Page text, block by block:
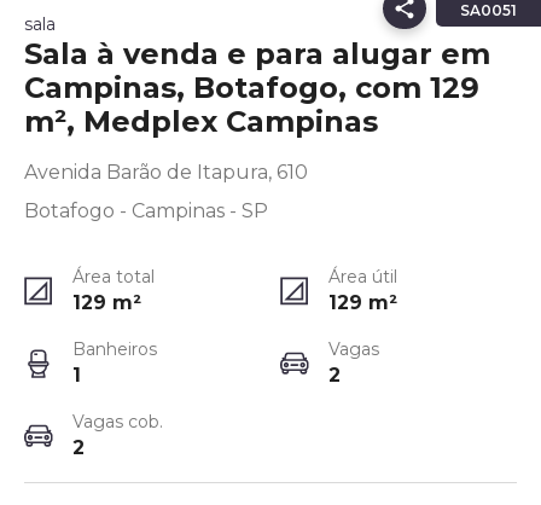
SA0051
sala
Sala à venda e para alugar em
Campinas, Botafogo, com 129
m², Medplex Campinas
Avenida Barão de Itapura, 610
Botafogo - Campinas - SP
Área total
129 m²
Área útil
129 m²
Banheiros
1
Vagas
2
Vagas cob.
2